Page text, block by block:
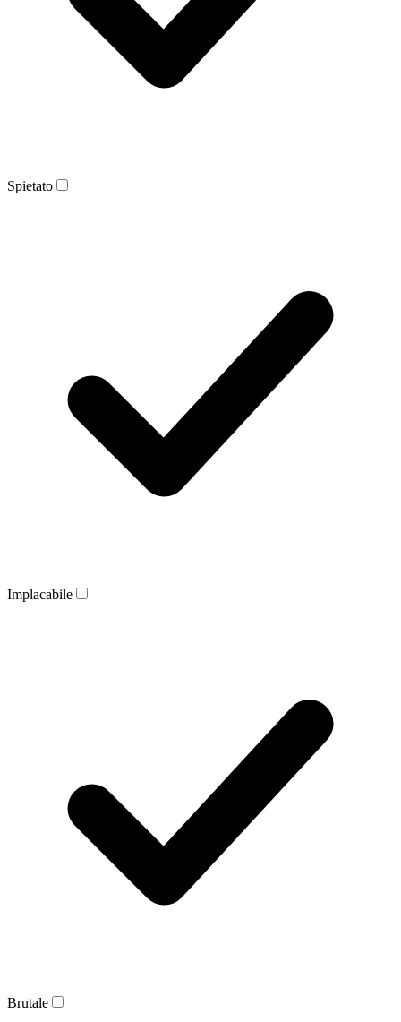
Spietato
Implacabile
Brutale